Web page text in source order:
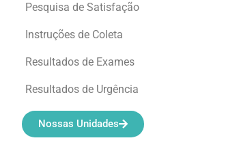
Pesquisa de Satisfação
Instruções de Coleta
Resultados de Exames
Resultados de Urgência
Nossas Unidades